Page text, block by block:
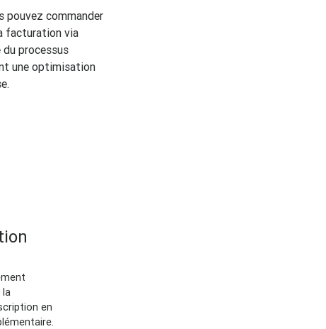
pouvez commander
facturation via
du processus
une optimisation
la
en